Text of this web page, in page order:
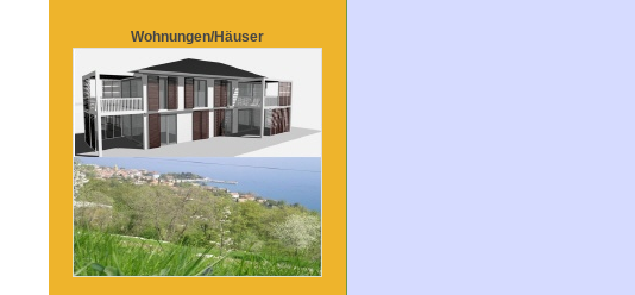
Wohnungen/Häuser